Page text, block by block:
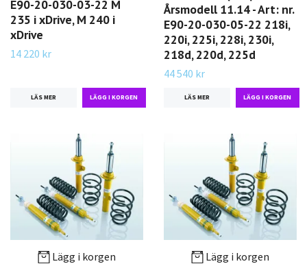
E90-20-030-03-22 M
235 i xDrive, M 240 i
xDrive
14 220 kr
LÄS MER
Årsmodell 11.14 - Art: nr.
E90-20-030-05-22 218i,
220i, 225i, 228i, 230i,
218d, 220d, 225d
44 540 kr
LÄS MER
Lägg i korgen Lägg i korgen